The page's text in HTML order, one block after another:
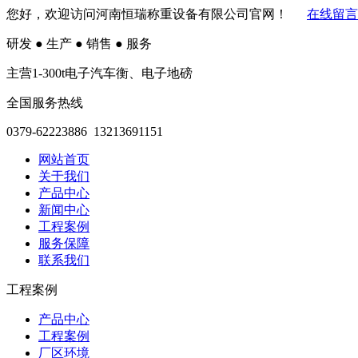
您好，欢迎访问河南恒瑞称重设备有限公司官网！ 在线留言
研发 ● 生产 ● 销售 ● 服务
主营1-300t电子汽车衡、电子地磅
全国服务热线
0379-62223886 13213691151
网站首页
关于我们
产品中心
新闻中心
工程案例
服务保障
联系我们
工程案例
产品中心
工程案例
厂区环境